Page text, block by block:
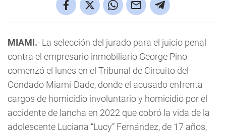
MIAMI.- La selección del jurado para el juicio penal
contra el empresario inmobiliario George Pino
comenzó el lunes en el Tribunal de Circuito del
Condado Miami-Dade, donde el acusado enfrenta
cargos de homicidio involuntario y homicidio por el
accidente de lancha en 2022 que cobró la vida de la
adolescente Luciana “Lucy” Fernández, de 17 años,